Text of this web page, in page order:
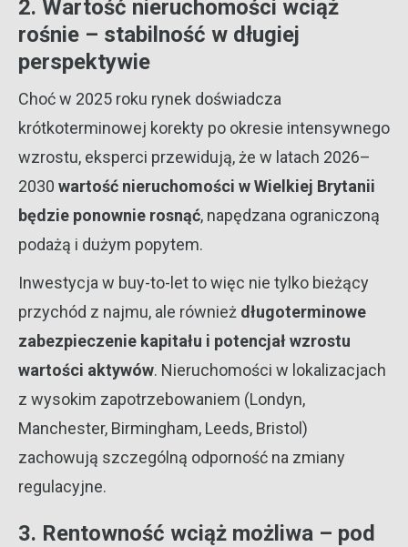
2. Wartość nieruchomości wciąż
rośnie – stabilność w długiej
perspektywie
Choć w 2025 roku rynek doświadcza
krótkoterminowej korekty po okresie intensywnego
wzrostu, eksperci przewidują, że w latach 2026–
2030 wartość nieruchomości w Wielkiej Brytanii
będzie ponownie rosnąć, napędzana ograniczoną
podażą i dużym popytem.
Inwestycja w buy-to-let to więc nie tylko bieżący
przychód z najmu, ale również długoterminowe
zabezpieczenie kapitału i potencjał wzrostu
wartości aktywów. Nieruchomości w lokalizacjach
z wysokim zapotrzebowaniem (Londyn,
Manchester, Birmingham, Leeds, Bristol)
zachowują szczególną odporność na zmiany
regulacyjne.
3. Rentowność wciąż możliwa – pod